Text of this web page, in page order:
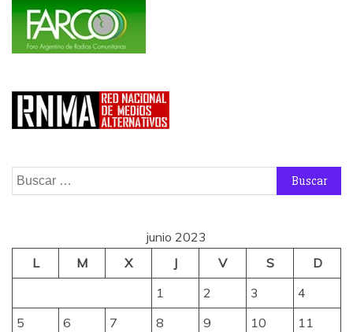
Buscar:
junio 2023
L
M X J V S
D
1
2 3
4
5
6 7 8 9 10
11